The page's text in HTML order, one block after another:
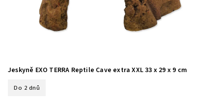
Jeskyně EXO TERRA Reptile Cave extra XXL 33 x 29 x 9 cm
Do 2 dnů